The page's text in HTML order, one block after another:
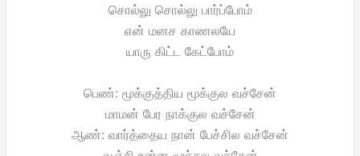
சொல்லு சொல்லு பார்ப்போம்
என் மனச காணலயே
யாரு கிட்ட கேட்போம்
பெண்: மூக்குத்திய மூக்குல வச்சேன்
மாமன் பேர நாக்குல வச்சேன்
ஆண்: வார்த்தைய நான் பேச்சில வச்சேன்